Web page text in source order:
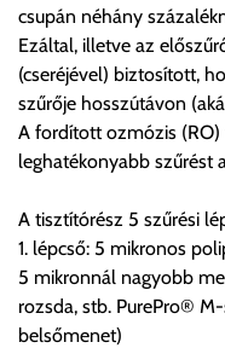
Utánvét díjak:
1, 0-200.000 forint
között az utánvét díj
2, 200.000-500.000
ellenérték között az
3, 500.000-1.000.000
Utánvét díjat csak
terméket a szállítónak
teljesítés esetén
csupán néhány
Ezáltal, illetve az
(cseréjével) biztosított,
szűrője hosszútávon
A fordított ozmózis (RO)
leghatékonyabb szűrést
A tisztítórész 5 szűrési
1. lépcső: 5 mikronos
5 mikronnál nagyobb
rozsda, stb. PurePro®
belsőmenet)